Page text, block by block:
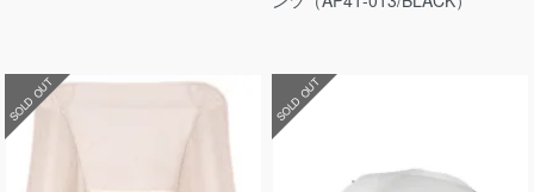
SOLD OUT SOLD OUT